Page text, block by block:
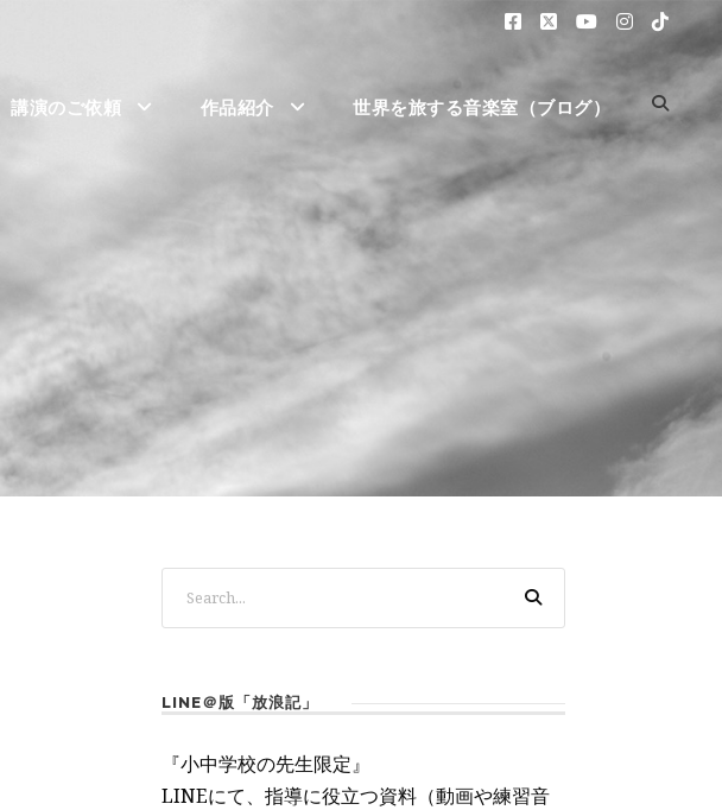
講演のご依頼 作品紹介 世界を旅する音楽室（ブログ）
LINE＠版「放浪記」
『小中学校の先生限定』
LINEにて、指導に役立つ資料（動画や練習音